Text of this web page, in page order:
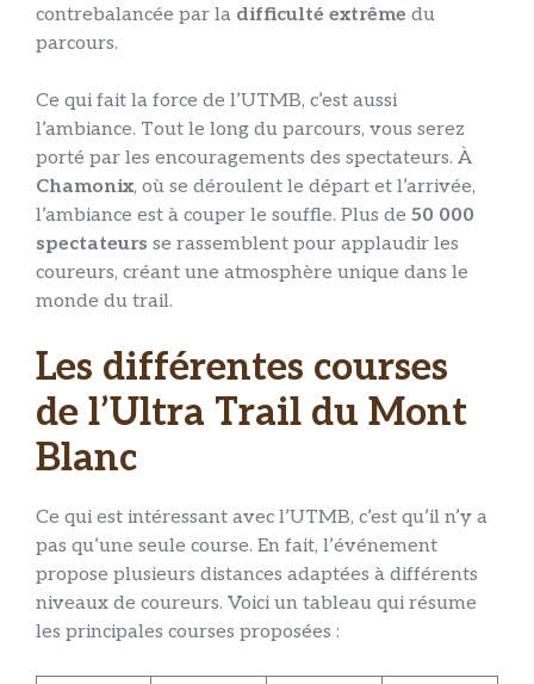
contrebalancée par la difficulté extrême du
parcours.
Ce qui fait la force de l’UTMB, c’est aussi
l’ambiance. Tout le long du parcours, vous serez
porté par les encouragements des spectateurs. À
Chamonix, où se déroulent le départ et l’arrivée,
l’ambiance est à couper le souffle. Plus de 50 000
spectateurs se rassemblent pour applaudir les
coureurs, créant une atmosphère unique dans le
monde du trail.
Les différentes courses
de l’Ultra Trail du Mont
Blanc
Ce qui est intéressant avec l’UTMB, c’est qu’il n’y a
pas qu’une seule course. En fait, l’événement
propose plusieurs distances adaptées à différents
niveaux de coureurs. Voici un tableau qui résume
les principales courses proposées :